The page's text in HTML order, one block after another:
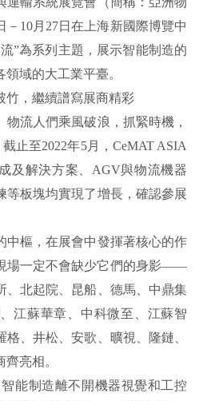
－10月27日在上海新國際博覽中
”為系列主題，展示智能制造的
域的大工業平臺。
竹，繼續譜寫展商精彩
物流人們乘風破浪，抓緊時機，
止至2022年5月，CeMAT ASIA
及解決方案、AGV與物流機器
等板塊均實現了增長，確認參展
中樞，在展會中發揮著核心的作
場一定不會缺少它們的身影——
、北起院、昆船、德馬、中鼎集
江蘇華章、中科微至、江蘇智
、井松、安歌、曠視、隆鏈、
亮相。
能制造離不開機器視覺和工控